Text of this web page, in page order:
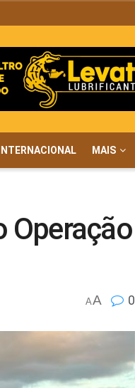
INTERNACIONAL MAIS
Operação
AA 0